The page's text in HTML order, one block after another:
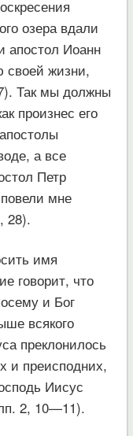
озера вдали
апостол Иоанн
своей жизни,
Так мы должны
произнес его
а все
Петр
мне
28).
имя
говорит, что
и Бог
всякого
преклонилось
и преисподних,
Иисус
2, 10—11).